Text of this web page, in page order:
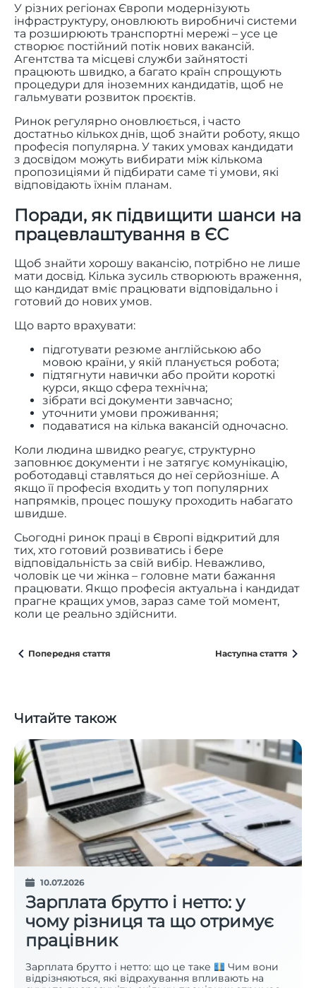
У різних регіонах Європи модернізують
інфраструктуру, оновлюють виробничі системи
та розширюють транспортні мережі – усе це
створює постійний потік нових вакансій.
Агентства та місцеві служби зайнятості
працюють швидко, а багато країн спрощують
процедури для іноземних кандидатів, щоб не
гальмувати розвиток проєктів.
Ринок регулярно оновлюється, і часто
достатньо кількох днів, щоб знайти роботу, якщо
професія популярна. У таких умовах кандидати
з досвідом можуть вибирати між кількома
пропозиціями й підбирати саме ті умови, які
відповідають їхнім планам.
Поради, як підвищити шанси на
працевлаштування в ЄС
Щоб знайти хорошу вакансію, потрібно не лише
мати досвід. Кілька зусиль створюють враження,
що кандидат вміє працювати відповідально і
готовий до нових умов.
Що варто врахувати:
підготувати резюме англійською або
мовою країни, у якій планується робота;
підтягнути навички або пройти короткі
курси, якщо сфера технічна;
зібрати всі документи завчасно;
уточнити умови проживання;
подаватися на кілька вакансій одночасно.
Коли людина швидко реагує, структурно
заповнює документи і не затягує комунікацію,
роботодавці ставляться до неї серйозніше. А
якщо її професія входить у топ популярних
напрямків, процес пошуку проходить набагато
швидше.
Сьогодні ринок праці в Європі відкритий для
тих, хто готовий розвиватись і бере
відповідальність за свій вибір. Неважливо,
чоловік це чи жінка – головне мати бажання
працювати. Якщо професія актуальна і кандидат
прагне кращих умов, зараз саме той момент,
коли це реально здійснити.
Попередня стаття Наступна стаття
Читайте також
10.07.2026
Зарплата брутто і нетто: у
чому різниця та що отримує
працівник
Зарплата брутто і нетто: що це таке
Чим вони
відрізняються, які відрахування впливають на